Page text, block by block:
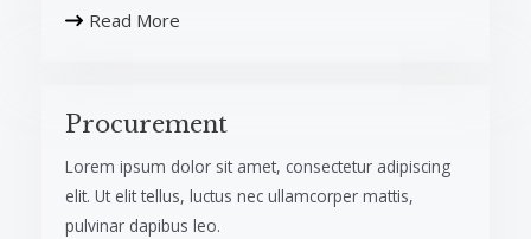
Read More
Procurement​
Lorem ipsum dolor sit amet, consectetur adipiscing
elit. Ut elit tellus, luctus nec ullamcorper mattis,
pulvinar dapibus leo.​